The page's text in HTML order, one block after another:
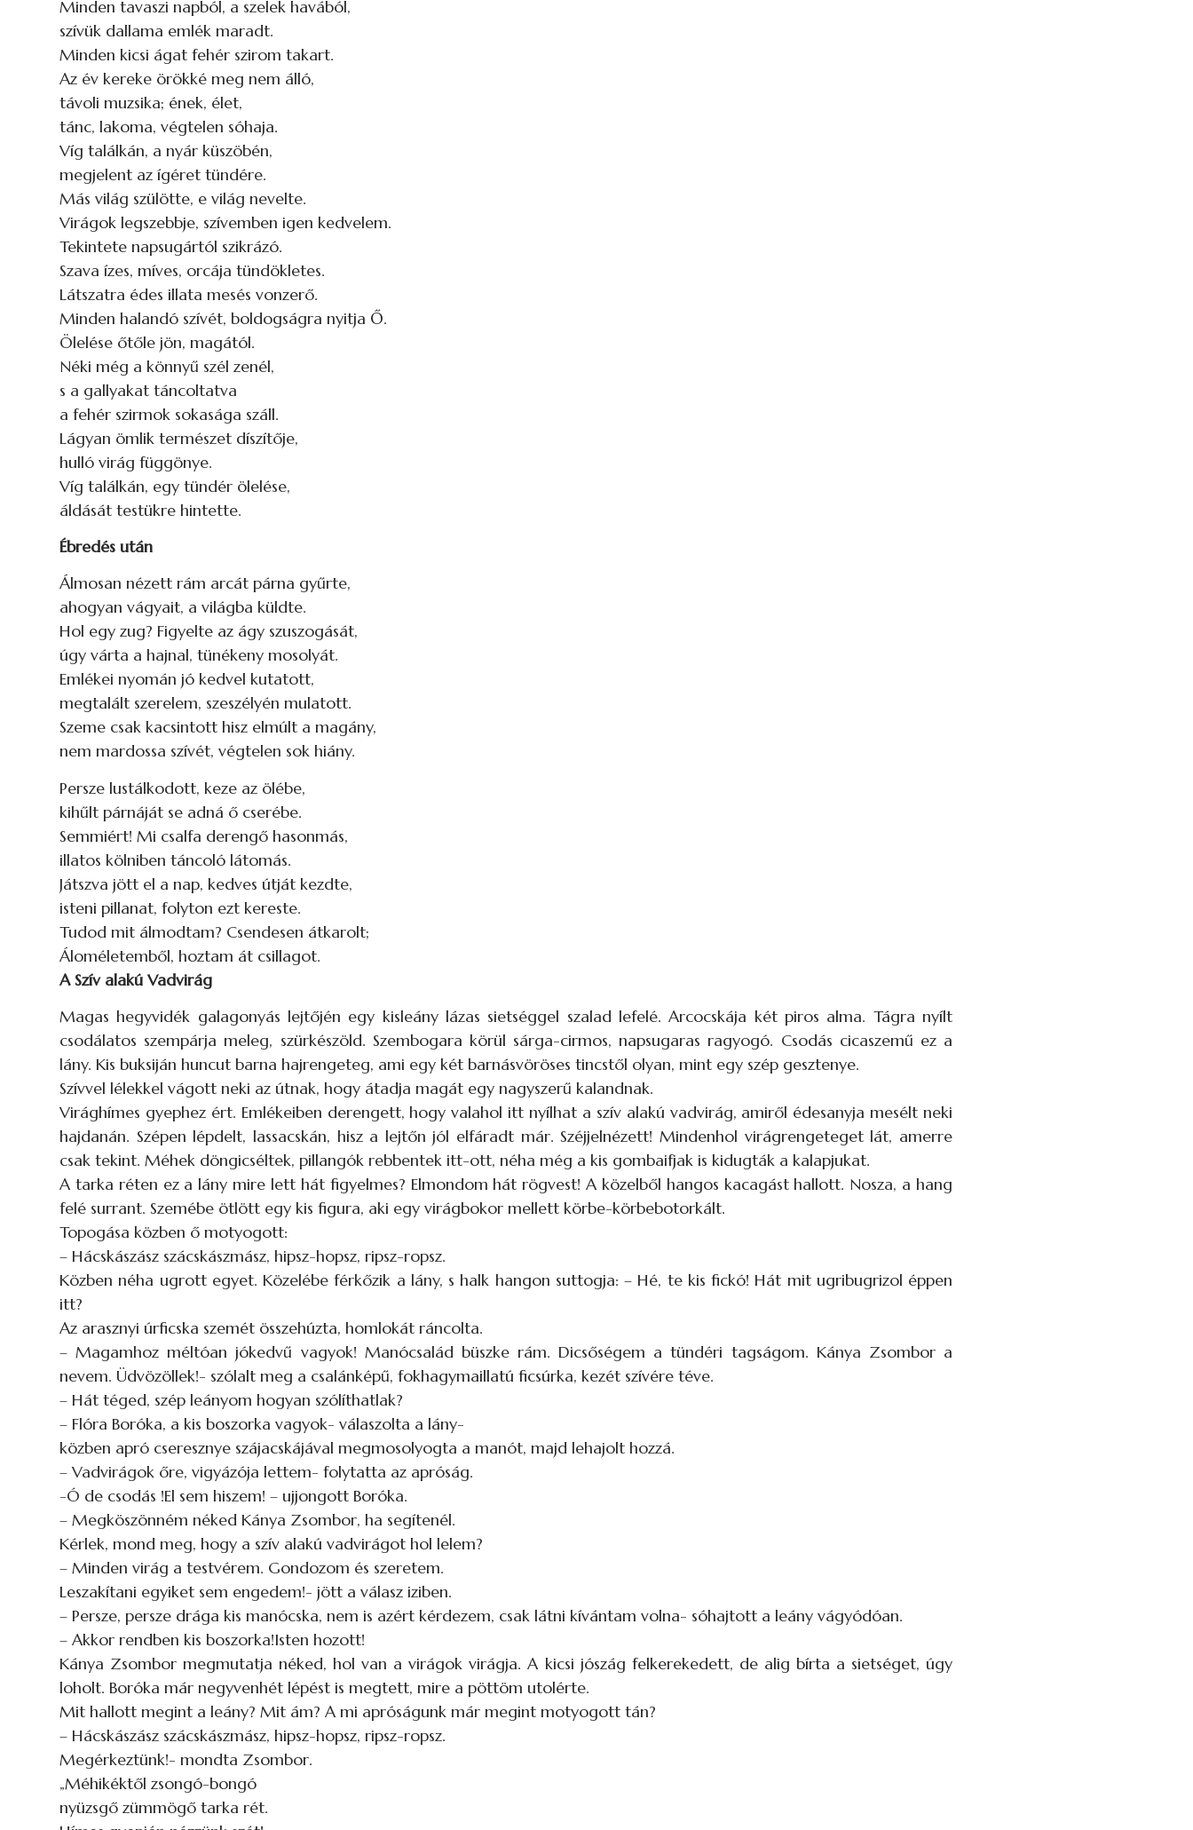
Minden tavaszi napból, a szelek havából,
szívük dallama emlék maradt.
Minden kicsi ágat fehér szirom takart.
Az év kereke örökké meg nem álló,
távoli muzsika; ének, élet,
tánc, lakoma, végtelen sóhaja.
Víg találkán, a nyár küszöbén,
megjelent az ígéret tündére.
Más világ szülötte, e világ nevelte.
Virágok legszebbje, szívemben igen kedvelem.
Tekintete napsugártól szikrázó.
Szava ízes, míves, orcája tündökletes.
Látszatra édes illata mesés vonzerő.
Minden halandó szívét, boldogságra nyitja Ő.
Ölelése őtőle jön, magától.
Néki még a könnyű szél zenél,
s a gallyakat táncoltatva
a fehér szirmok sokasága száll.
Lágyan ömlik természet díszítője,
hulló virág függönye.
Víg találkán, egy tündér ölelése,
áldását testükre hintette.
Ébredés után
Álmosan nézett rám arcát párna gyűrte,
ahogyan vágyait, a világba küldte.
Hol egy zug? Figyelte az ágy szuszogását,
úgy várta a hajnal, tünékeny mosolyát.
Emlékei nyomán jó kedvel kutatott,
megtalált szerelem, szeszélyén mulatott.
Szeme csak kacsintott hisz elmúlt a magány,
nem mardossa szívét, végtelen sok hiány.
Persze lustálkodott, keze az ölébe,
kihűlt párnáját se adná ő cserébe.
Semmiért! Mi csalfa derengő hasonmás,
illatos kölniben táncoló látomás.
Játszva jött el a nap, kedves útját kezdte,
isteni pillanat, folyton ezt kereste.
Tudod mit álmodtam? Csendesen átkarolt;
Áloméletemből, hoztam át csillagot.
A Szív alakú Vadvirág
Magas hegyvidék galagonyás lejtőjén egy kisleány lázas sietséggel szalad lefelé. Arcocskája két piros alma. Tágra nyílt
csodálatos szempárja meleg, szürkészöld. Szembogara körül sárga-cirmos, napsugaras ragyogó. Csodás cicaszemű ez a
lány. Kis buksiján huncut barna hajrengeteg, ami egy két barnásvöröses tincstől olyan, mint egy szép gesztenye.
Szívvel lélekkel vágott neki az útnak, hogy átadja magát egy nagyszerű kalandnak.
Virághímes gyephez ért. Emlékeiben derengett, hogy valahol itt nyílhat a szív alakú vadvirág, amiről édesanyja mesélt neki
hajdanán. Szépen lépdelt, lassacskán, hisz a lejtőn jól elfáradt már. Széjjelnézett! Mindenhol virágrengeteget lát, amerre
csak tekint. Méhek döngicséltek, pillangók rebbentek itt-ott, néha még a kis gombaifjak is kidugták a kalapjukat.
A tarka réten ez a lány mire lett hát figyelmes? Elmondom hát rögvest! A közelből hangos kacagást hallott. Nosza, a hang
felé surrant. Szemébe ötlött egy kis figura, aki egy virágbokor mellett körbe-körbebotorkált.
Topogása közben ő motyogott:
– Hácskászász szácskászmász, hipsz-hopsz, ripsz-ropsz.
Közben néha ugrott egyet. Közelébe férkőzik a lány, s halk hangon suttogja: – Hé, te kis fickó! Hát mit ugribugrizol éppen
itt?
Az arasznyi úrficska szemét összehúzta, homlokát ráncolta.
– Magamhoz méltóan jókedvű vagyok! Manócsalád büszke rám. Dicsőségem a tündéri tagságom. Kánya Zsombor a
nevem. Üdvözöllek!- szólalt meg a csalánképű, fokhagymaillatú ficsúrka, kezét szívére téve.
– Hát téged, szép leányom hogyan szólíthatlak?
– Flóra Boróka, a kis boszorka vagyok- válaszolta a lány-
közben apró cseresznye szájacskájával megmosolyogta a manót, majd lehajolt hozzá.
– Vadvirágok őre, vigyázója lettem- folytatta az apróság.
-Ó de csodás !El sem hiszem! – ujjongott Boróka.
– Megköszönném néked Kánya Zsombor, ha segítenél.
Kérlek, mond meg, hogy a szív alakú vadvirágot hol lelem?
– Minden virág a testvérem. Gondozom és szeretem.
Leszakítani egyiket sem engedem!- jött a válasz iziben.
– Persze, persze drága kis manócska, nem is azért kérdezem, csak látni kívántam volna- sóhajtott a leány vágyódóan.
– Akkor rendben kis boszorka!Isten hozott!
Kánya Zsombor megmutatja néked, hol van a virágok virágja. A kicsi jószág felkerekedett, de alig bírta a sietséget, úgy
loholt. Boróka már negyvenhét lépést is megtett, mire a pöttöm utolérte.
Mit hallott megint a leány? Mit ám? A mi apróságunk már megint motyogott tán?
– Hácskászász szácskászmász, hipsz-hopsz, ripsz-ropsz.
Megérkeztünk!- mondta Zsombor.
„Méhikéktől zsongó-bongó
nyüzsgő zümmögő tarka rét.